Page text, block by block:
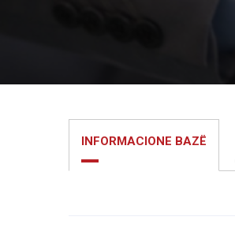
INFORMACIONE BAZË